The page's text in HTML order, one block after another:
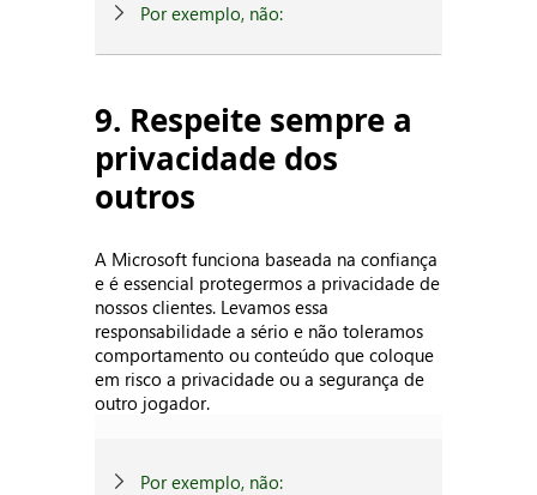
Por exemplo, não:
9. Respeite sempre a
privacidade dos
outros
A Microsoft funciona baseada na confiança
e é essencial protegermos a privacidade de
nossos clientes. Levamos essa
responsabilidade a sério e não toleramos
comportamento ou conteúdo que coloque
em risco a privacidade ou a segurança de
outro jogador.
Por exemplo, não: